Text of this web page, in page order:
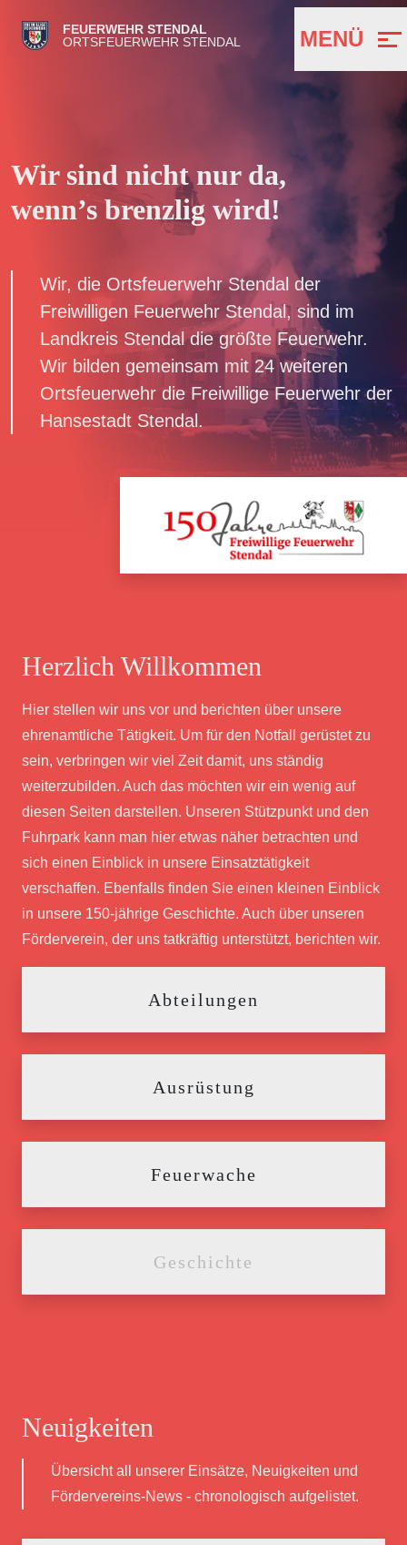
FEUERWEHR STENDAL
ORTSFEUERWEHR STENDAL
MENÜ
Wir sind nicht nur da,
wenn’s brenzlig wird!
Wir, die Ortsfeuerwehr Stendal der
Freiwilligen Feuerwehr Stendal, sind im
Landkreis Stendal die größte Feuerwehr.
Wir bilden gemeinsam mit 24 weiteren
Ortsfeuerwehr die Freiwillige Feuerwehr der
Hansestadt Stendal.
Herzlich Willkommen
Hier stellen wir uns vor und berichten über unsere
ehrenamtliche Tätigkeit. Um für den Notfall gerüstet zu
sein, verbringen wir viel Zeit damit, uns ständig
weiterzubilden. Auch das möchten wir ein wenig auf
diesen Seiten darstellen. Unseren Stützpunkt und den
Fuhrpark kann man hier etwas näher betrachten und
sich einen Einblick in unsere Einsatztätigkeit
verschaffen. Ebenfalls finden Sie einen kleinen Einblick
in unsere 150-jährige Geschichte. Auch über unseren
Förderverein, der uns tatkräftig unterstützt, berichten wir.
Abteilungen
Ausrüstung
Feuerwache
Geschichte
Neuigkeiten
Übersicht all unserer Einsätze, Neuigkeiten und
Fördervereins-News - chronologisch aufgelistet.